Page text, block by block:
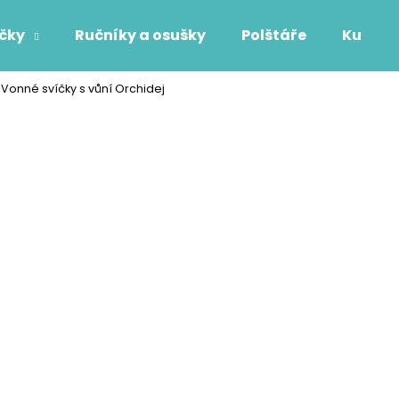
Ručníky a osušky Polštáře
Vonné svíčky s vůní Orchidej
Co potřebujete najít?